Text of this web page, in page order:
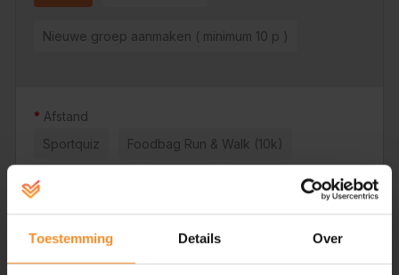
Toestemming Details Over
Nieuwe groep aanmaken ( minimum 10 p )
Afstand
Sportquiz
Foodbag Run & Walk (10k)
Anita 5k De Schorre
Kriekepot 10 Mijl De Schorre